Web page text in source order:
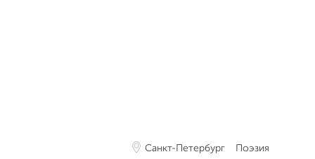
Санкт-Петербург Поэзия